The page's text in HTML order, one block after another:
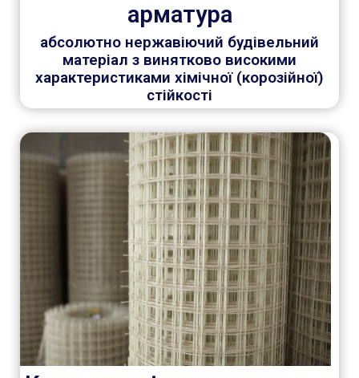
арматура
абсолютно нержавіючий будівельний
матеріал з винятково високими
характеристиками хімічної (корозійної)
стійкості